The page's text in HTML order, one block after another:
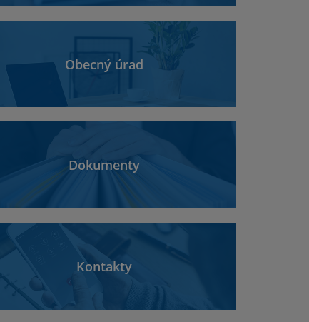
Obecný úrad
Dokumenty
Kontakty